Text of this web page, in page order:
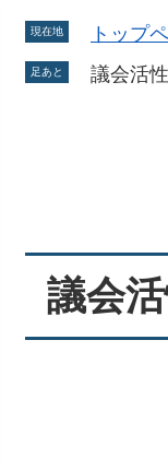
現在地 トップ
足あと 議会活
議会